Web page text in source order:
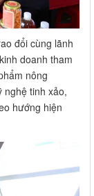
đổi cùng lãnh
doanh tham
nông
nghệ tinh xảo,
hướng hiện